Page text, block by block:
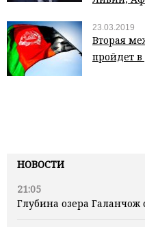
НОВОСТИ
21:05
Глубина озера Галанчож
23.03.2019
Вторая
пройдет в